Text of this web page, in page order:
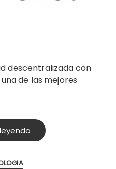
de las mejores